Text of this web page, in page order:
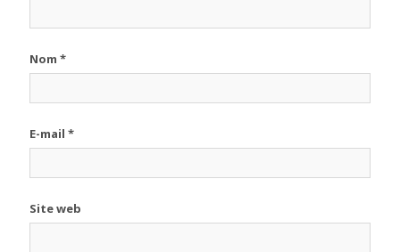
Nom*
E-mail*
Site web